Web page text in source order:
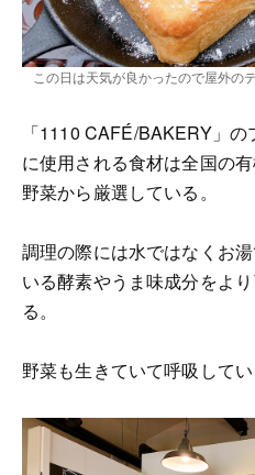
この日は天気が良かったので屋外の
「1110 CAFÉ/BAKERY」
に使用される食材は全国の
野菜から厳選している。
調理の際には水ではなくお
いる酵素やうま味成分をよ
る。
野菜も生きていて呼吸してい